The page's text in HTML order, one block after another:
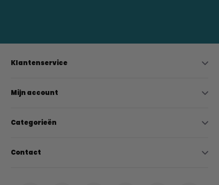
Klantenservice
Mijn account
Categorieën
Contact